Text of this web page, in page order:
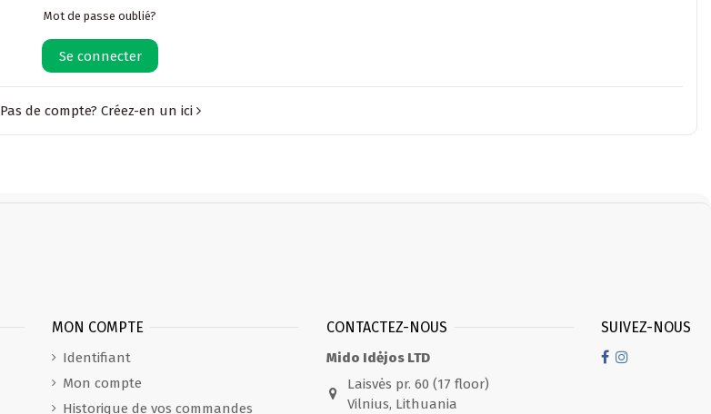
Mot de passe oublié?
Se connecter
Pas de compte? Créez-en un ici
MON COMPTE
Identifiant
Mon compte
Historique de vos commandes
CONTACTEZ-NOUS
Mido Idėjos LTD
Laisvės pr. 60 (17 floor)
Vilnius, Lithuania
SUIVEZ-NOUS